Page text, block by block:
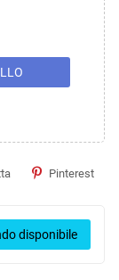
Pinterest
disponibile